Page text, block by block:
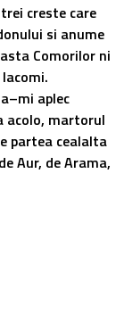
creste care
si anume
Comorilor ni
aplec
acolo, martorul
partea cealalta
Aur, de Arama,